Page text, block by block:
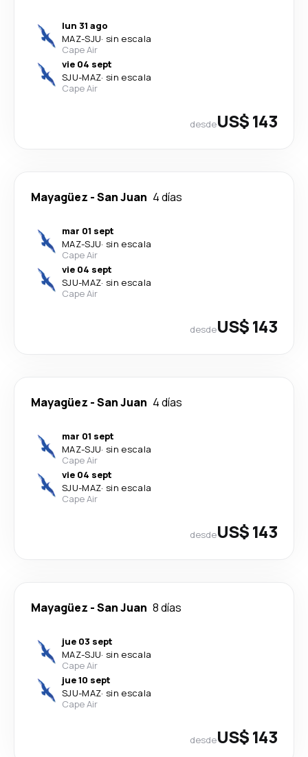
lun 31 ago
MAZ-SJU· sin escala
Cape Air
vie 04 sept
SJU-MAZ· sin escala
Cape Air
desdeUS$ 143
Mayagüez -San Juan 4 días
mar 01 sept
MAZ-SJU· sin escala
Cape Air
vie 04 sept
SJU-MAZ· sin escala
Cape Air
desdeUS$ 143
Mayagüez -San Juan 4 días
mar 01 sept
MAZ-SJU· sin escala
Cape Air
vie 04 sept
SJU-MAZ· sin escala
Cape Air
desdeUS$ 143
Mayagüez -San Juan 8 días
jue 03 sept
MAZ-SJU· sin escala
Cape Air
jue 10 sept
SJU-MAZ· sin escala
Cape Air
desdeUS$ 143